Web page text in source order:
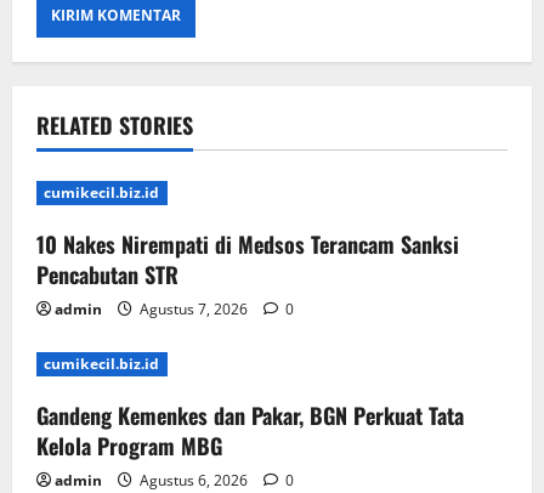
RELATED STORIES
cumikecil.biz.id
10 Nakes Nirempati di Medsos Terancam Sanksi
Pencabutan STR
admin Agustus 7, 2026 0
cumikecil.biz.id
Gandeng Kemenkes dan Pakar, BGN Perkuat Tata
Kelola Program MBG
admin Agustus 6, 2026 0